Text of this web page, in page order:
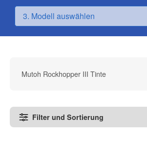
Mutoh Rockhopper III Tinte
Filter und Sortierung